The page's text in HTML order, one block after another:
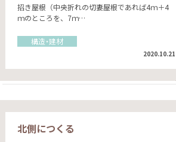
招き屋根（中央折れの切妻屋根であれば4ｍ＋4
ｍのところを、7ｍ…
構造・建材
2020.10.21
北側につくる